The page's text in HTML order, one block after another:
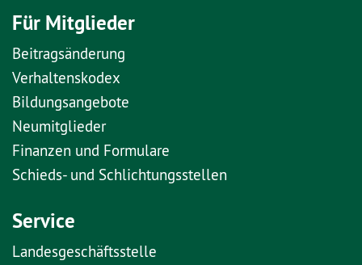
Für Mitglieder
Beitragsänderung
Verhaltenskodex
Bildungsangebote
Neumitglieder
Finanzen und Formulare
Schieds- und Schlichtungsstellen
Service
Landesgeschäftsstelle